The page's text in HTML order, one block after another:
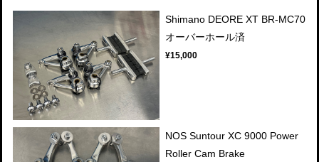
Shimano DEORE XT BR-MC70
オーバーホール済
¥15,000
NOS Suntour XC 9000 Power
Roller Cam Brake